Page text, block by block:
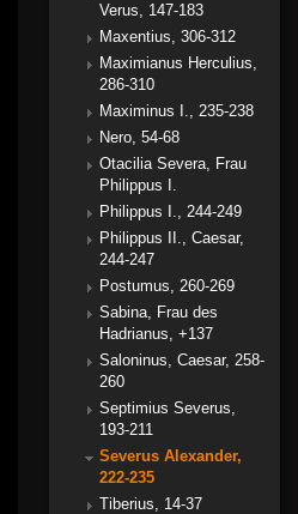
Verus, 147-183
Maxentius, 306-312
Maximianus Herculius,
286-310
Maximinus I., 235-238
Nero, 54-68
Otacilia Severa, Frau
Philippus I.
Philippus I., 244-249
Philippus II., Caesar,
244-247
Postumus, 260-269
Sabina, Frau des
Hadrianus, +137
Saloninus, Caesar, 258-
260
Septimius Severus,
193-211
Severus Alexander,
222-235
Tiberius, 14-37